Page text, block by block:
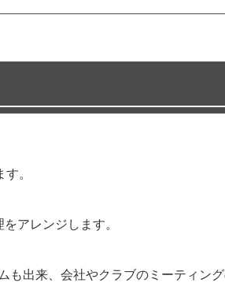
。
アレンジします。
出来、会社やクラブのミーティン